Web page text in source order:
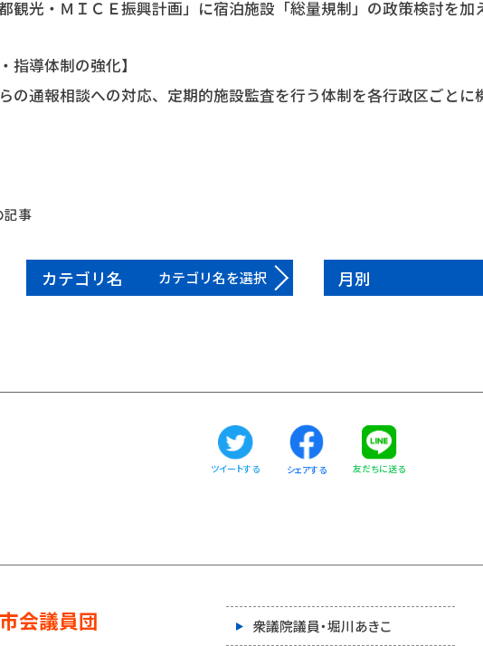
観光・ＭＩＣＥ振興計画」に宿泊施設「総量規制」の政策検討を加
指導体制の強化】
の通報相談への対応、定期的施設監査を行う体制を各行政区ごとに
記事
カテゴリ名 カテゴリ名を選択 月別
ツイートする シェアする 友だちに送る
会議員団 衆議院議員・堀川あきこ